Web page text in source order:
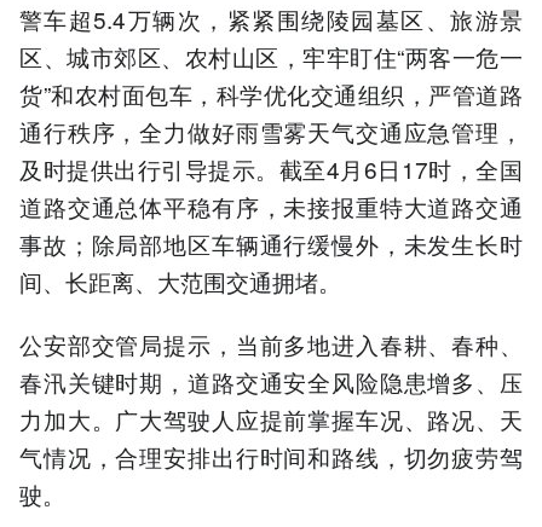
警车超5.4万辆次，紧紧围绕陵园墓区、旅游景
区、城市郊区、农村山区，牢牢盯住“两客一危一
货”和农村面包车，科学优化交通组织，严管道路
通行秩序，全力做好雨雪雾天气交通应急管理，
及时提供出行引导提示。截至4月6日17时，全国
道路交通总体平稳有序，未接报重特大道路交通
事故；除局部地区车辆通行缓慢外，未发生长时
间、长距离、大范围交通拥堵。
公安部交管局提示，当前多地进入春耕、春种、
春汛关键时期，道路交通安全风险隐患增多、压
力加大。广大驾驶人应提前掌握车况、路况、天
气情况，合理安排出行时间和路线，切勿疲劳驾
驶。